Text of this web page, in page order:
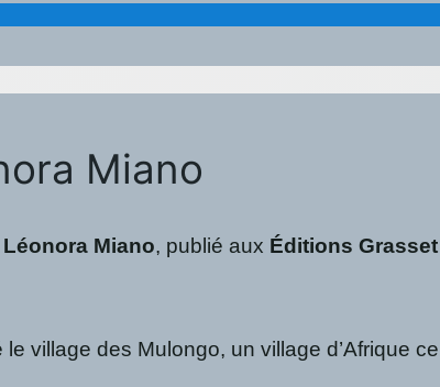
Miano
Miano, publié aux Éditions
village des Mulongo, un village